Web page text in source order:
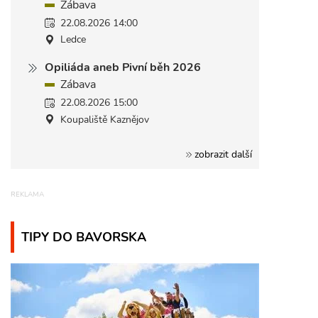
Zábava
22.08.2026 14:00
Ledce
Opiliáda aneb Pivní běh 2026
Zábava
22.08.2026 15:00
Koupaliště Kaznějov
zobrazit další
TIPY DO BAVORSKA